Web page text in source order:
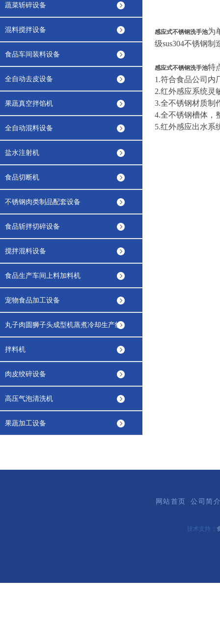
蔬菜斩碎设备
混料搅拌设备
食品车间装料设备
全自动去皮设备
果蔬真空拌馅机
全自动混料设备
盐水注射机
食品切断机
不锈钢肉类制品配套设备
食品斩拌切碎设备
搅拌混料设备
食品生产车间上料加料机
宠物食品加工设备
丸子肉圆狮子头成型机蒸煮冷却生产线
拌料机
肉皮绞碎设备
高压气泡清洗机
果蔬加工设备
感应式不锈钢洗手池为
级sus304不锈钢
感应式不锈钢洗手池特
1.符合食品公司内
2.红外感应系统灵
3.全不锈钢材质制
4.全不锈钢槽体，
5.红外感应出水系
网站首页 公司简
技术支持：